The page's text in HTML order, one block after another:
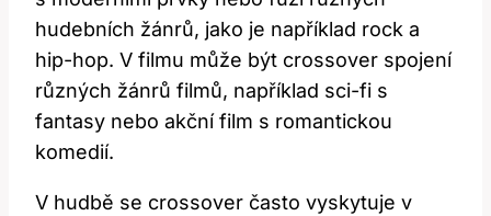
hudebních žánrů, jako je například rock a
hip-hop. V filmu může být crossover spojení
různých žánrů filmů, například sci-fi s
fantasy nebo akční film s romantickou
komedií.
V hudbě se crossover často vyskytuje v